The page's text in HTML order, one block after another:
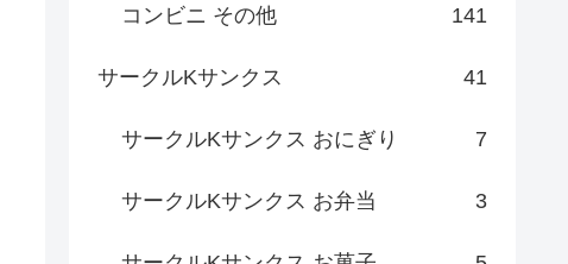
コンビニ その他 141
サークルKサンクス 41
サークルKサンクス おにぎり 7
サークルKサンクス お弁当 3